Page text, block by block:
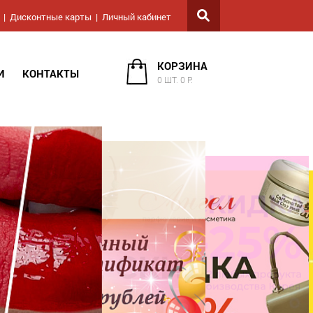
Дисконтные карты Личный кабинет
КОНТАКТЫ
КОРЗИНА
0 ШТ. 0 Р.